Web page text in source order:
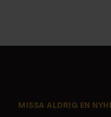
annons- och
MISSA ALDRIG EN